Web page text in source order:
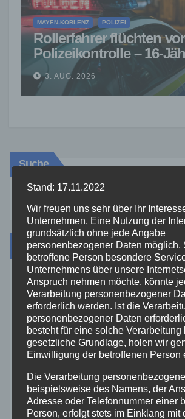
MAYEN-KOBLENZ POLIZEI
Rollerfahrer flüchten vor
Polizeikontrolle – 16-
nach Verfolgung
3. AUG. 2026
Suche
Kategorien
Aktuelles
Allgemein
Altenkirchen
Bundespolizei
Feuerwehr
Stand: 17.11.2022
Wir freuen uns sehr über Ihr
Unternehmen. Eine Nutzung der
grundsätzlich ohne jede Angabe
personenbezogener Daten möglich.
betroffene Person besondere
Unternehmens über unsere
Anspruch nehmen möchte, könnte
Verarbeitung personenbezogener
erforderlich werden. Ist die
personenbezogener Daten
besteht für eine solche Verarbeitung
gesetzliche Grundlage, holen wir
Einwilligung der betroffenen Person
Die Verarbeitung
beispielsweise des Namens, der
Adresse oder Telefonnummer einer
Person, erfolgt stets im Einklang mit